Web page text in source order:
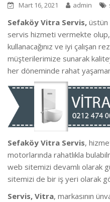
Mart 16, 2021 admin
Sefaköy Vitra Servis, üstün
servis hizmeti vermekte
kullanacağınız ve iyi çalışan
müşterilerimize sunarak
her döneminde rahat
Sefaköy Vitra Servis,
motorlarında rahatlıkla
web sitemizi devamlı olarak
sitemizi de bir iş yeri olarak
Servis, Vitra, markasının